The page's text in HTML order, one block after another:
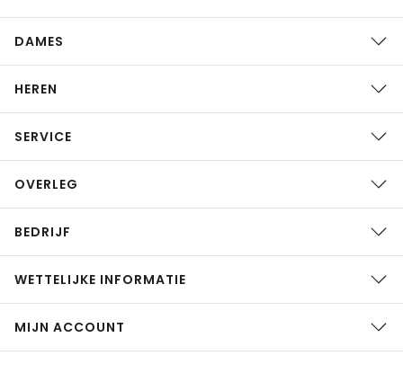
DAMES
HEREN
SERVICE
OVERLEG
BEDRIJF
WETTELIJKE INFORMATIE
MIJN ACCOUNT